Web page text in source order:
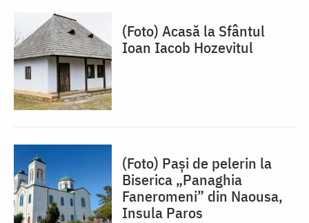
(Foto) Acasă la Sfântul
Ioan Iacob Hozevitul
(Foto) Pași de pelerin la
Biserica „Panaghia
Faneromeni” din Naousa,
Insula Paros